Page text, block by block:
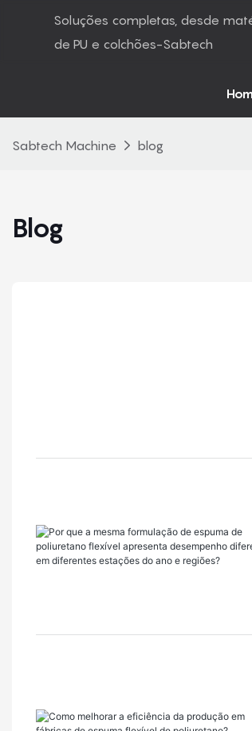
Soluções completas, desde
de PU e colchões-Sabtech
Sabtech Machine blog
Blog